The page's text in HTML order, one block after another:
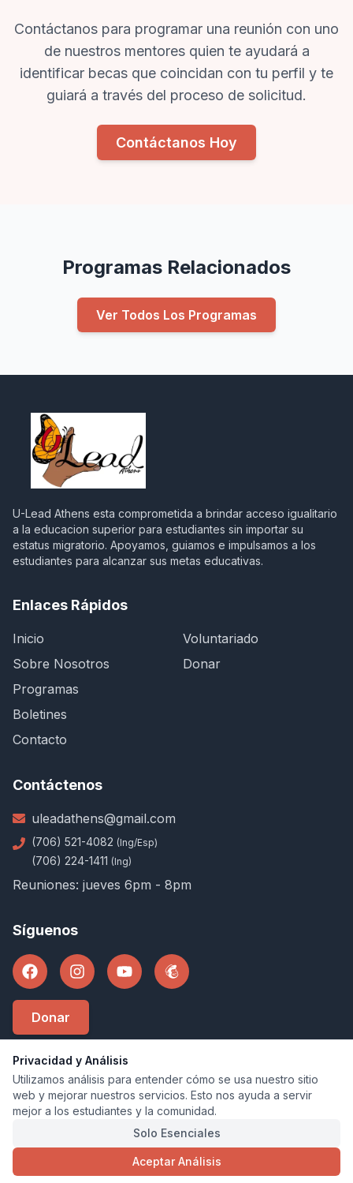
Contáctanos para programar una reunión con uno
de nuestros mentores quien te ayudará a
identificar becas que coincidan con tu perfil y te
guiará a través del proceso de solicitud.
Contáctanos Hoy
Programas Relacionados
Ver Todos Los Programas
U-Lead Athens esta comprometida a brindar acceso igualitario
a la educacion superior para estudiantes sin importar su
estatus migratorio. Apoyamos, guiamos e impulsamos a los
estudiantes para alcanzar sus metas educativas.
Enlaces Rápidos
Inicio
Voluntariado
Sobre Nosotros
Donar
Programas
Boletines
Contacto
Contáctenos
uleadathens@gmail.com
(706) 521-4082 (Ing/Esp)
(706) 224-1411 (Ing)
Reuniones: jueves 6pm - 8pm
Síguenos
Donar
©2026 U-Lead Athens. Todos los derechos
reservados
U-Lead Athens es una organizacion 501(c)(3).
Sitio web desarrollado por Angel Automation
Politica de Privacidad Terminos de Servicio
Privacidad y Análisis
Utilizamos análisis para entender cómo se usa nuestro sitio
web y mejorar nuestros servicios. Esto nos ayuda a servir
mejor a los estudiantes y la comunidad.
Solo Esenciales
Aceptar Análisis